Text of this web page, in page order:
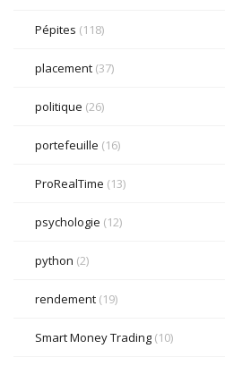
Pépites (118)
placement (37)
politique (26)
portefeuille (16)
ProRealTime (13)
psychologie (12)
python (2)
rendement (19)
Smart Money Trading (10)